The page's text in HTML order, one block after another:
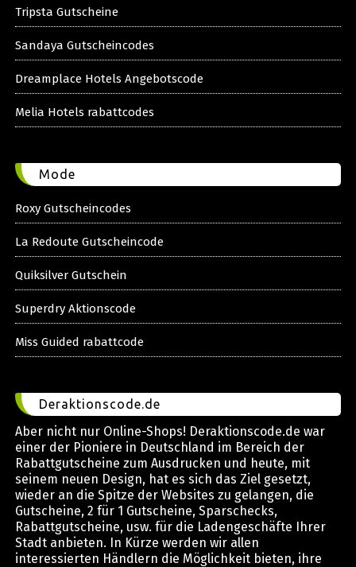
Tripsta Gutscheine
Sandaya Gutscheincodes
Dreamplace Hotels Angebotscode
Melia Hotels rabattcodes
Mode
Roxy Gutscheincodes
La Redoute Gutscheincode
Quiksilver Gutschein
Superdry Aktionscode
Miss Guided rabattcode
Deraktionscode.de
Aber nicht nur Online-Shops! Deraktionscode.de war
einer der Pioniere in Deutschland im Bereich der
Rabattgutscheine zum Ausdrucken und heute, mit
seinem neuen Design, hat es sich das Ziel gesetzt,
wieder an die Spitze der Websites zu gelangen, die
Gutscheine, 2 für 1 Gutscheine, Sparschecks,
Rabattgutscheine, usw. für die Ladengeschäfte Ihrer
Stadt anbieten. In Kürze werden wir allen
interessierten Händlern die Möglichkeit bieten, ihre